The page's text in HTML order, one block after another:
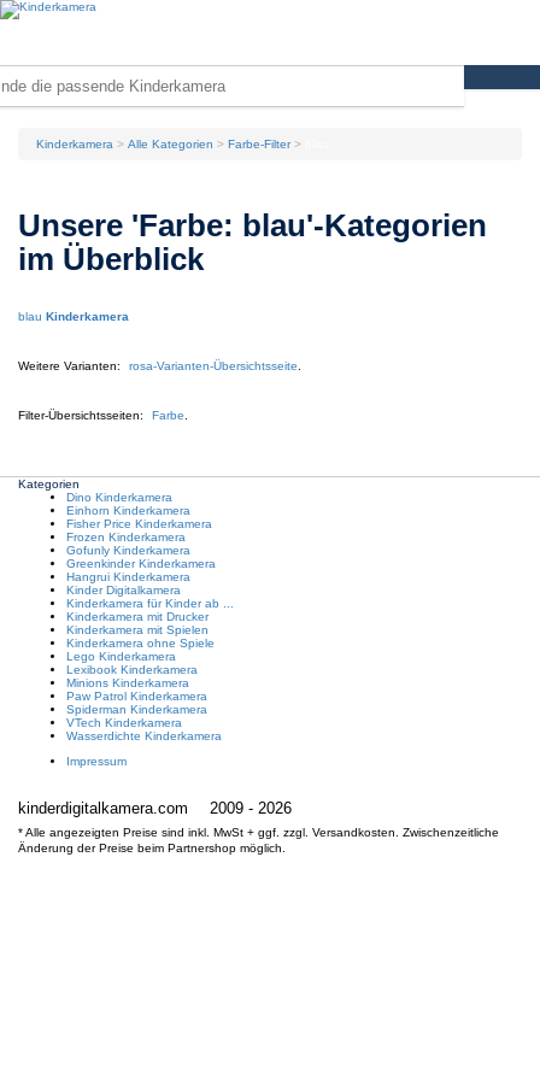
Kinderkamera Alle Kategorien Farbe-Filter
Unsere 'Farbe: blau'-Kategorien
im Überblick
blau Kinderkamera
Weitere Varianten: rosa-Varianten-Übersichtsseite
Filter-Übersichtsseiten: Farbe
Kategorien
Dino Kinderkamera
Einhorn Kinderkamera
Fisher Price Kinderkamera
Frozen Kinderkamera
Gofunly Kinderkamera
Greenkinder Kinderkamera
Hangrui Kinderkamera
Kinder Digitalkamera
Kinderkamera für Kinder ab ...
Kinderkamera mit Drucker
Kinderkamera mit Spielen
Kinderkamera ohne Spiele
Lego Kinderkamera
Lexibook Kinderkamera
Minions Kinderkamera
Paw Patrol Kinderkamera
Spiderman Kinderkamera
VTech Kinderkamera
Wasserdichte Kinderkamera
Impressum
kinderdigitalkamera.com 2009 - 2026
* Alle angezeigten Preise sind inkl. MwSt + ggf. zzgl. Versandkosten. Zwischenzeitliche
Änderung der Preise beim Partnershop möglich.